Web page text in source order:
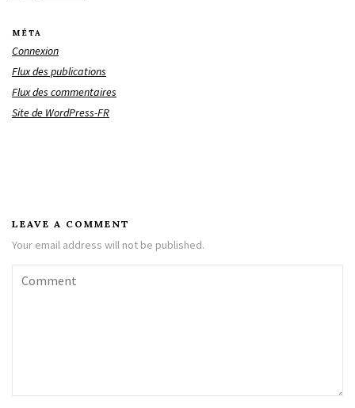
MÉTA
Connexion
Flux des publications
Flux des commentaires
Site de WordPress-FR
LEAVE A COMMENT
Your email address will not be published.